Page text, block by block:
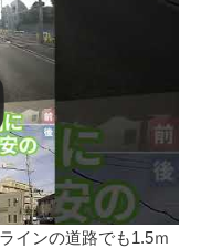
インの道路でも1.5ｍ